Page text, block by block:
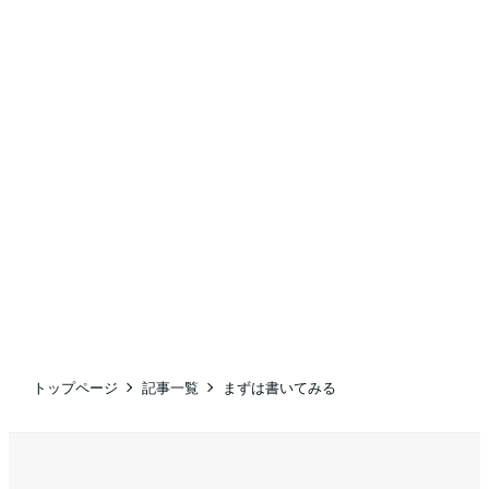
トップページ 記事一覧 まずは書いてみる